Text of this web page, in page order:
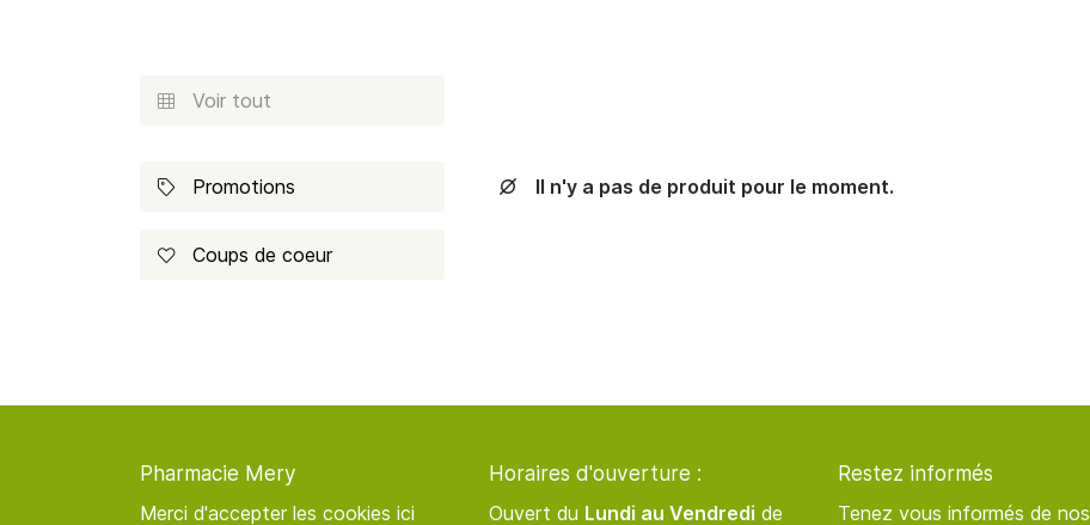
En cochant cette case, vous consentez à recevoir nos propositions
 Voir tout
 Promotions
 Coups de coeur
 Il n'y a pas de produit pour le moment.
Pharmacie Mery
Merci d'accepter les cookies ici
Horaires d'ouverture :
Ouvert du Lundi au Vendredi de
Restez informés
Tenez vous informés de nos